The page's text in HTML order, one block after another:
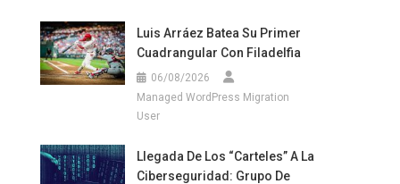
Luis Arráez Batea Su Primer
Cuadrangular Con Filadelfia
06/08/2026
Managed WordPress Migration
User
Llegada De Los “carteles” A La
Ciberseguridad: Grupo De